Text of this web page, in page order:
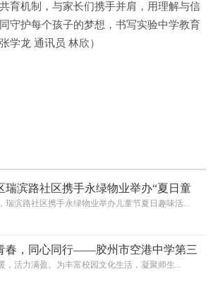
育机制，与家长们携手并肩，用理解与信
守护每个孩子的梦想，书写实验中学教育
学龙 通讯员 林欣）
瑞滨路社区携手永绿物业举办“夏日童
活动
瑞滨路社区携手永绿物业举办儿童节夏日趣味活...
春，同心同行——胶州市空港中学第三
运动会圆满落幕
，活力满盈。为丰富校园文化生活，凝聚师生...